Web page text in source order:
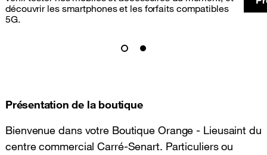
découvrir les smartphones et les forfaits compatibles
5G.
Présentation de la boutique
Bienvenue dans votre Boutique Orange - Lieusaint du
centre commercial Carré-Senart. Particuliers ou